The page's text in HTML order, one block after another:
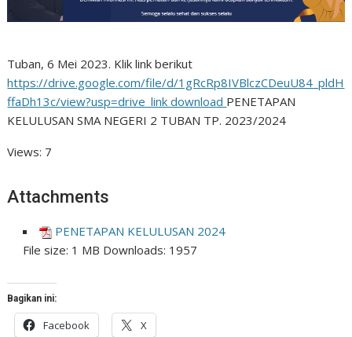
Tuban, 6 Mei 2023. Klik link berikut
https://drive.google.com/file/d/1gRcRp8IVBlczCDeuU84_pldH
ffaDh13c/view?usp=drive_link download PENETAPAN
KELULUSAN SMA NEGERI 2 TUBAN TP. 2023/2024
Views: 7
Attachments
PENETAPAN KELULUSAN 2024
File size: 1 MB Downloads: 1957
Bagikan ini:
Facebook X